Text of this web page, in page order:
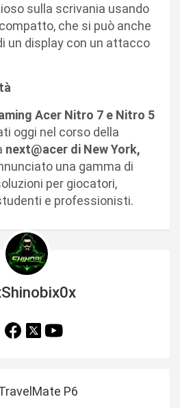
sulla scrivania usando
che si può anche
un display con un attacco
Acer Nitro 7 e Nitro 5
oggi nel corso della
next@acer di New York,
una gamma di
per giocatori,
e professionisti.
P6